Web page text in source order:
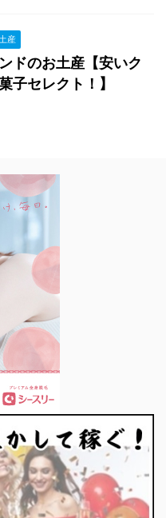
産
ドのお土産【安いク
子セレクト！】